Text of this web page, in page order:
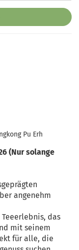
Pu Erh
(Nur solange
angenehm
das
mit seinem
für alle, die